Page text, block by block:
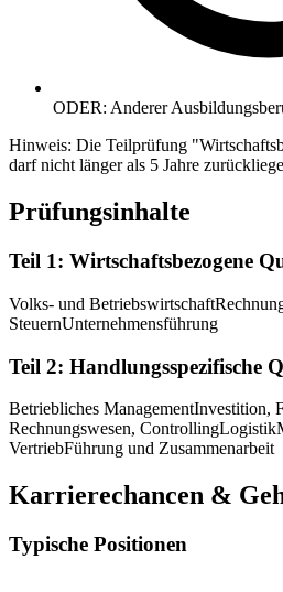
ODER: Anderer
Hinweis: Die Teilprüfung
darf nicht länger als 5 Jahre
Prüfungsinhalte
Teil 1: Wirtschaftsbezogene
Volks- und Betriebswirtschaft
SteuernUnternehmensführung
Teil 2: Handlungsspezifische
Betriebliches ManagementInvestition,
Rechnungswesen, ControllingLogistik
VertriebFührung und Zusammenarbeit
Karrierechancen &
Typische Positionen